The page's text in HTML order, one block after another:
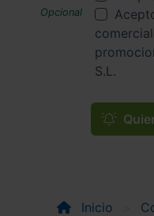
S.L.
Inicio